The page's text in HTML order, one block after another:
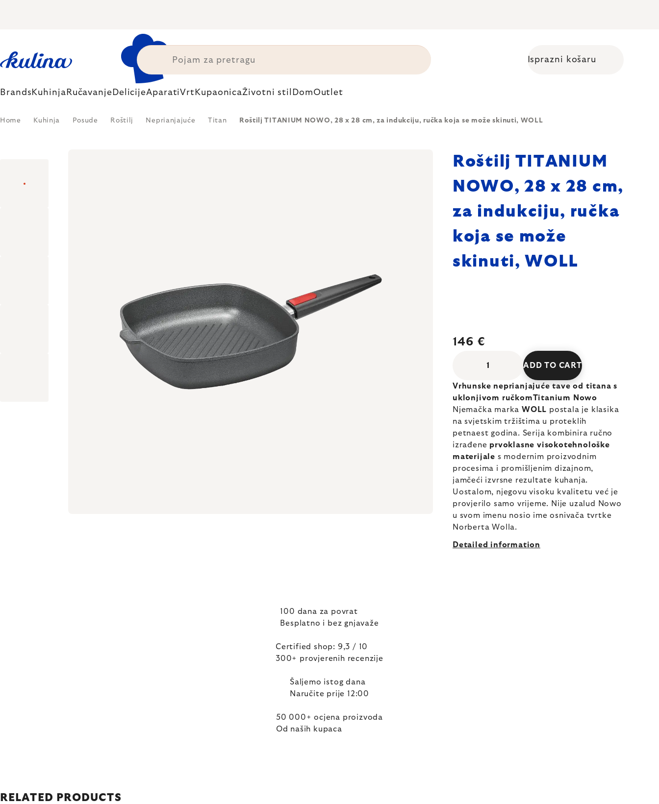
Isprazni košaru
Brands Kuhinja Ručavanje DelicijeAparatiVrt KupaonicaŽivotni stil DomOutlet
Home Kuhinja Posude Roštilj Neprianjajuće Titan Roštilj TITANIUM NOWO, 28 x 28 cm, za indukciju, ručka koja se može skinuti, WOLL
Roštilj TITANIUM
NOWO, 28 x 28 cm,
za indukciju, ručka
koja se može
skinuti, WOLL
146 €
ADD TO CART
Vrhunske neprianjajuće tave od titana s
uklonjivom ručkomTitanium Nowo
Njemačka marka WOLL postala je klasika
na svjetskim tržištima u proteklih
petnaest godina. Serija kombinira ručno
izrađene prvoklasne visokotehnološke
materijale s modernim proizvodnim
procesima i promišljenim dizajnom,
jamčeći izvrsne rezultate kuhanja.
Uostalom, njegovu visoku kvalitetu već je
provjerilo samo vrijeme. Nije uzalud Nowo
u svom imenu nosio ime osnivača tvrtke
Norberta Wolla.
Detailed information
100 dana za povrat
Besplatno i bez gnjavaže
Certified shop: 9,3 / 10
300+ provjerenih recenzije
Šaljemo istog dana
Naručite prije 12:00
50 000+ ocjena proizvoda
Od naših kupaca
RELATED PRODUCTS